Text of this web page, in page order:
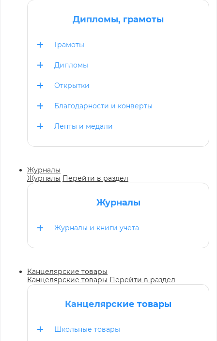
Дипломы, грамоты
Грамоты
Дипломы
Открытки
Благодарности и конверты
Ленты и медали
Журналы
Журналы Перейти в раздел
Журналы
Журналы и книги учета
Канцелярские товары
Канцелярские товары Перейти в раздел
Канцелярские товары
Школьные товары